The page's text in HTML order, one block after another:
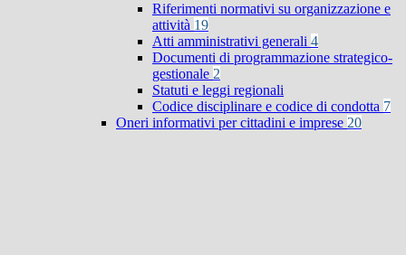
Riferimenti normativi su organizzazione e
attività 19
Atti amministrativi generali 4
Documenti di programmazione strategico-
gestionale 2
Statuti e leggi regionali
Codice disciplinare e codice di condotta 7
Oneri informativi per cittadini e imprese 20